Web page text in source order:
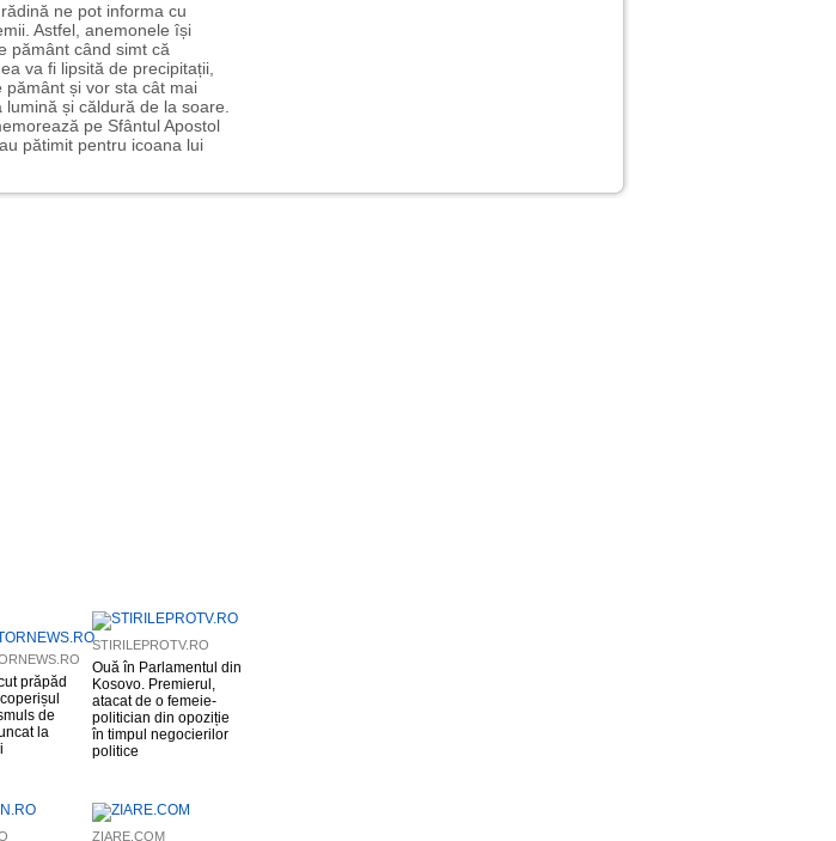
ne pot informa cu
Astfel, anemonele își
pământ când simt că
va fi lipsită de precipitații,
și vor sta cât mai
și căldură de la soare.
pe Sfântul Apostol
pătimit pentru icoana lui
prăpăd
de
la
STIRILEPROTV.RO
Ouă în Parlamentul din
Kosovo. Premierul,
atacat de o femeie-
politician din opoziție
în timpul negocierilor
politice
ZIARE.COM